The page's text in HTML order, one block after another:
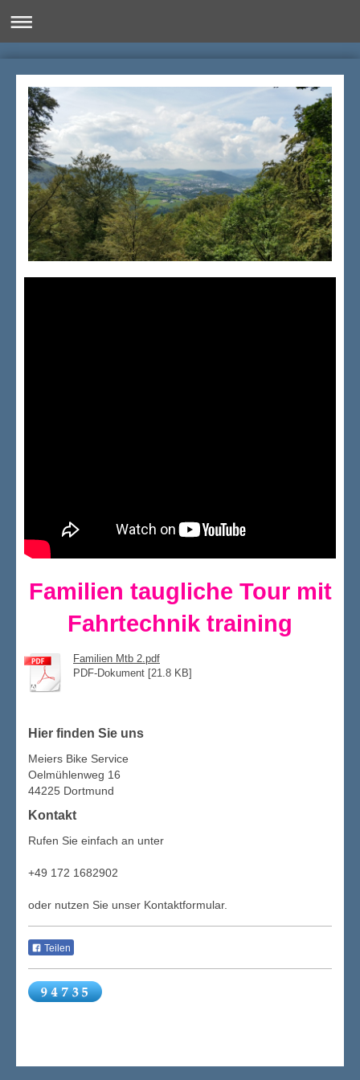
Familien taugliche Tour mit
Fahrtechnik training
Familien Mtb 2.pdf
PDF-Dokument [21.8 KB]
Hier finden Sie uns
Meiers Bike Service
Oelmühlenweg 16
44225 Dortmund
Kontakt
Rufen Sie einfach an unter
+49 172 1682902
oder nutzen Sie unser Kontaktformular.
Teilen